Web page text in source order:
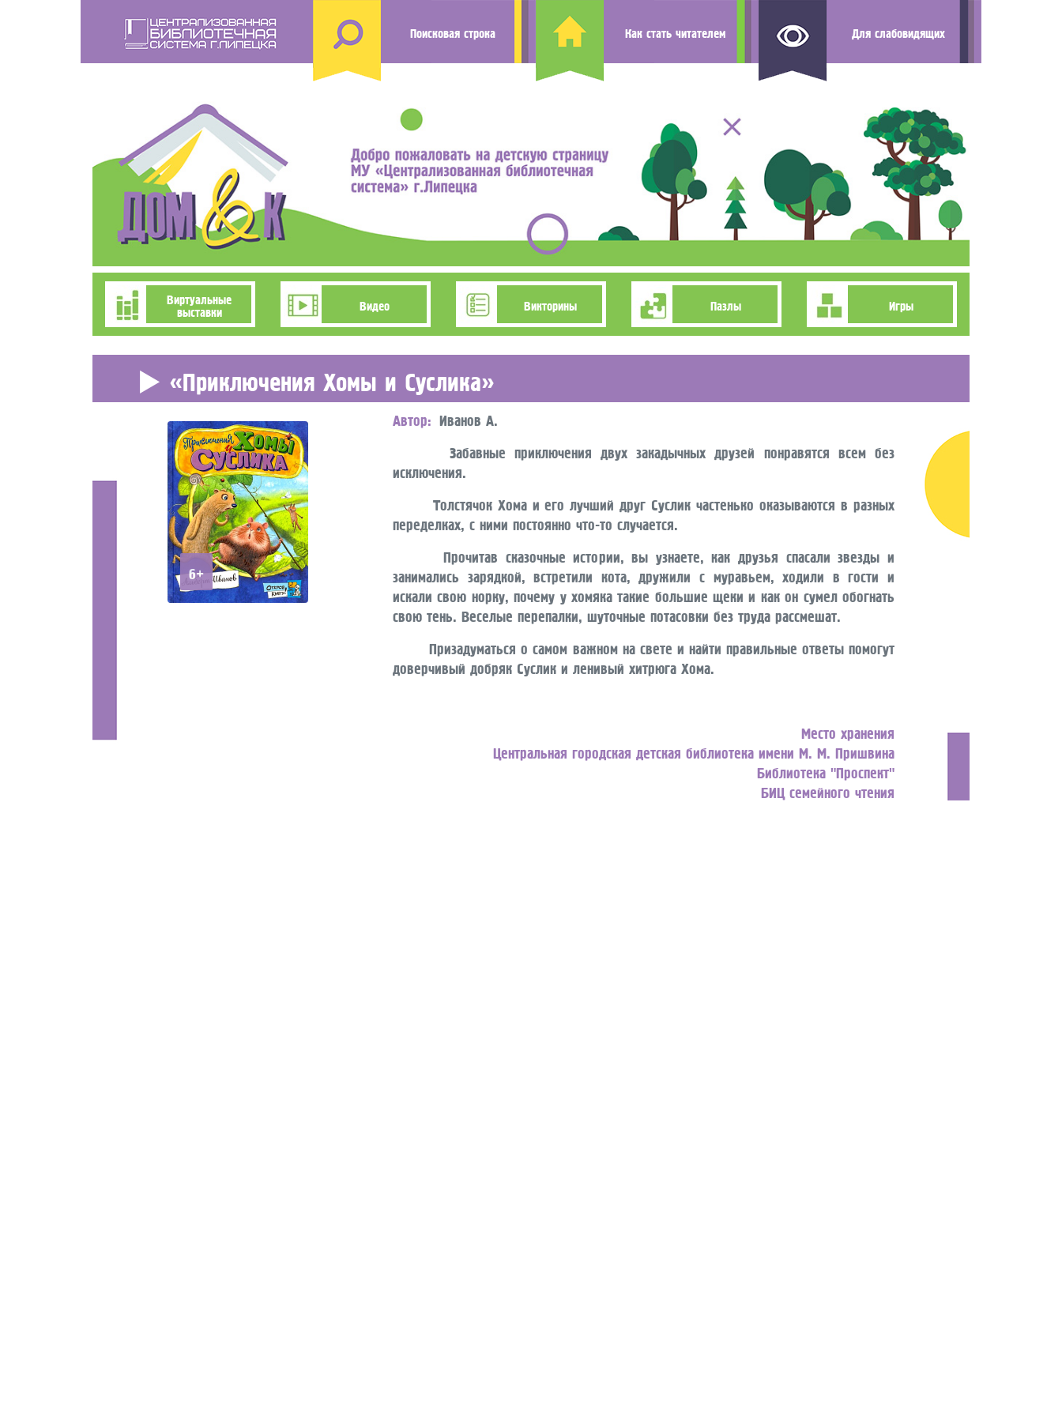
Поисковая строка Как стать читателем Для слабовидящих
Познавательно-
развлекательное
Виртуальные
выставки
Видео Викторины Пазлы Игры
«Приключения Хомы и Суслика»
6+
Автор Иванов А.
Забавные приключения двух закадычных друзей понравятся всем без
исключения.
Толстячок Хома и его лучший друг Суслик частенько оказываются в разных
переделках, с ними постоянно что-то случается.
Прочитав сказочные истории, вы узнаете, как друзья спасали звезды и
занимались зарядкой, встретили кота, дружили с муравьем, ходили в гости и
искали свою норку, почему у хомяка такие большие щеки и как он сумел обогнать
свою тень. Веселые перепалки, шуточные потасовки без труда рассмешат.
Призадуматься о самом важном на свете и найти правильные ответы помогут
доверчивый добряк Суслик и ленивый хитрюга Хома.
Место хранения
Центральная городская детская библиотека имени М. М. Пришвина
Библиотека "Проспект"
БИЦ семейного чтения